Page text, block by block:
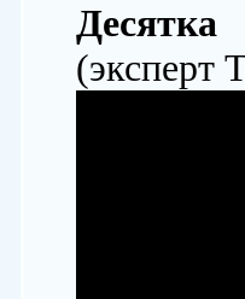
(эксперт